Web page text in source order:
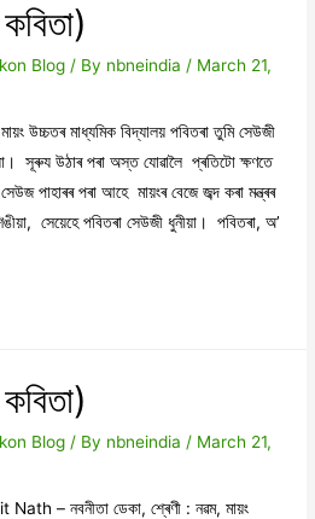
Blog / By nbneindia / March 21,
উচ্চতৰ মাধ্যমিক বিদ্যালয় পবিতৰা তুমি সেউজী
সূৰুয উঠাৰ পৰা অস্ত যোৱালৈ প্ৰতিটো ক্ষণতে
পাহাৰৰ পৰা আহে মায়ংৰ বেজে জব্দ কৰা মন্ত্ৰৰ
সেয়েহে পবিতৰা সেউজী ধুনীয়া। পবিতৰা, অ’
Blog / By nbneindia / March 21,
– নবনীতা ডেকা, শ্ৰেণী : নৱম, মায়ং